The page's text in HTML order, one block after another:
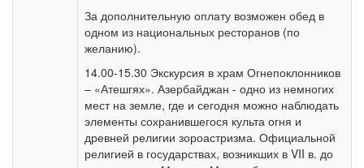
За дополнительную оплату возможен обед в
одном из национальных ресторанов (по
желанию).
14.00-15.30 Экскурсия в храм Огнепоклонников
– «Атешгях». Азербайджан - одно из немногих
мест на земле, где и сегодня можно наблюдать
элементы сохранившегося культа огня и
древней религии зороастризма. Официальной
религией в государствах, возникших в VII в. до